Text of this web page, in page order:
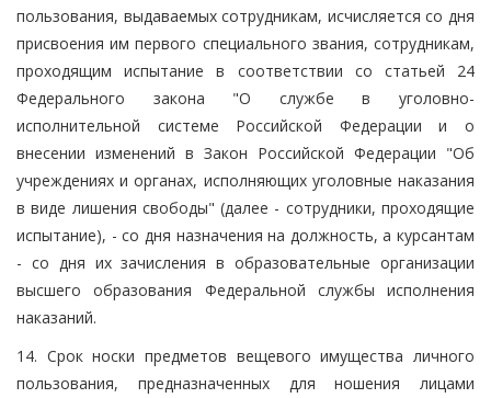
пользования, выдаваемых сотрудникам, исчисляется со дня
присвоения им первого специального звания, сотрудникам,
проходящим испытание в соответствии со статьей 24
Федерального закона "О службе в уголовно-
исполнительной системе Российской Федерации и о
внесении изменений в Закон Российской Федерации "Об
учреждениях и органах, исполняющих уголовные наказания
в виде лишения свободы" (далее - сотрудники, проходящие
испытание), - со дня назначения на должность, а курсантам
- со дня их зачисления в образовательные организации
высшего образования Федеральной службы исполнения
наказаний.
14. Срок носки предметов вещевого имущества личного
пользования, предназначенных для ношения лицами